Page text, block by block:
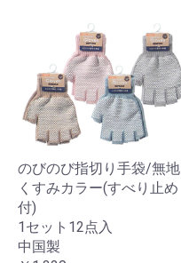
のびのび指切り手袋/無地
くすみカラー(すべり止め
付)
1セット12点入
中国製